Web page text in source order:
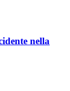
nella